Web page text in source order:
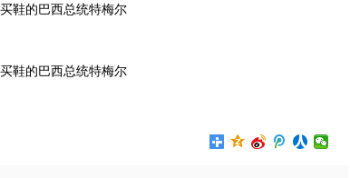
买鞋的巴西总统特梅尔
买鞋的巴西总统特梅尔